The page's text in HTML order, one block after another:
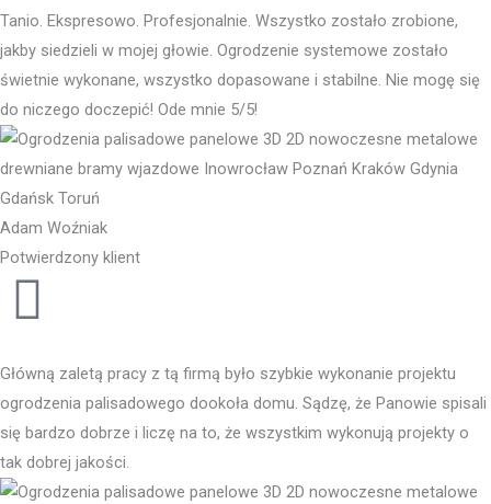
Tanio. Ekspresowo. Profesjonalnie. Wszystko zostało zrobione,
jakby siedzieli w mojej głowie. Ogrodzenie systemowe zostało
świetnie wykonane, wszystko dopasowane i stabilne. Nie mogę się
do niczego doczepić! Ode mnie 5/5!
Adam Woźniak
Potwierdzony klient
Główną zaletą pracy z tą firmą było szybkie wykonanie projektu
ogrodzenia palisadowego dookoła domu. Sądzę, że Panowie spisali
się bardzo dobrze i liczę na to, że wszystkim wykonują projekty o
tak dobrej jakości.